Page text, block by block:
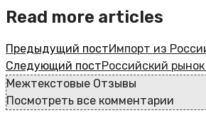
Read more articles
Предыдущий постИмпорт из
Следующий постРоссийский
Межтекстовые Отзывы
Посмотреть все комментарии